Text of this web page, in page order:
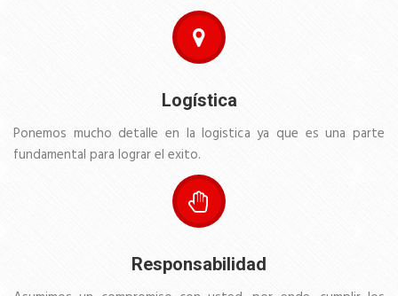
Logística
Ponemos mucho detalle en la logistica ya que es una parte
fundamental para lograr el exito.
Responsabilidad